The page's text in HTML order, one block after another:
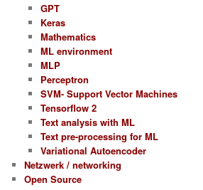
GPT
Keras
Mathematics
ML environment
MLP
Perceptron
SVM- Support Vector Machines
Tensorflow 2
Text analysis with ML
Text pre-processing for ML
Variational Autoencoder
Netzwerk / networking
Open Source